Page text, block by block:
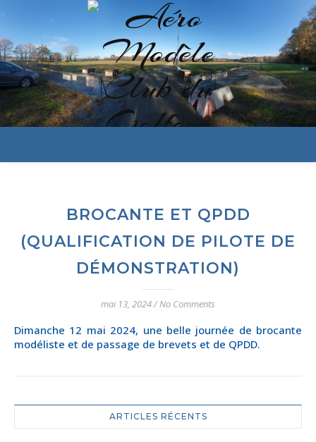
BROCANTE ET QPDD
(QUALIFICATION DE PILOTE DE
DÉMONSTRATION)
mai 13, 2024/No Comments
Dimanche 12 mai 2024, une belle journée de brocante
modéliste et de passage de brevets et de QPDD.
ARTICLES RÉCENTS